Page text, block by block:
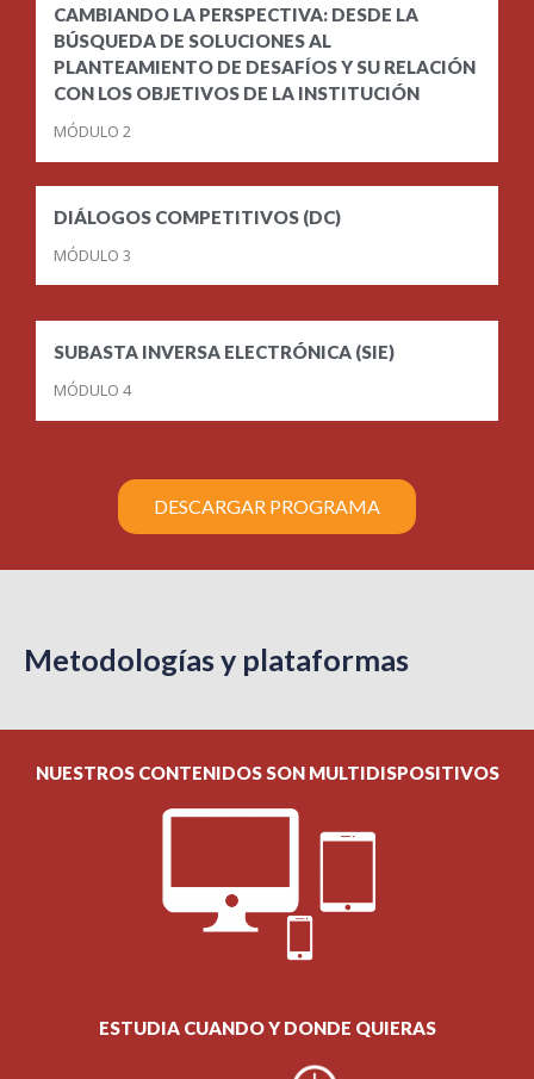
CAMBIANDO LA PERSPECTIVA: DESDE LA
BÚSQUEDA DE SOLUCIONES AL
PLANTEAMIENTO DE DESAFÍOS Y SU RELACIÓN
CON LOS OBJETIVOS DE LA INSTITUCIÓN
MÓDULO 2
DIÁLOGOS COMPETITIVOS (DC)
MÓDULO 3
SUBASTA INVERSA ELECTRÓNICA (SIE)
MÓDULO 4
DESCARGAR PROGRAMA
Metodologías y plataformas
NUESTROS CONTENIDOS SON MULTIDISPOSITIVOS
ESTUDIA CUANDO Y DONDE QUIERAS